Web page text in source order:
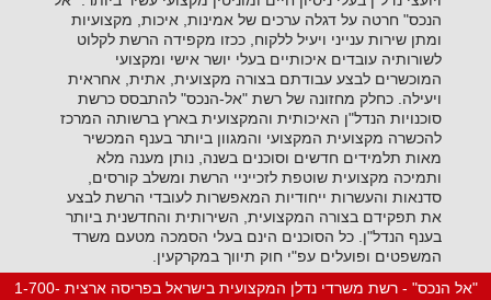
הנכס" חרטה על דגלה ערכים של אמינות, איכות, מקצועיות
ומתן שירות ענייני ויעיל ללקוח, ככזו מקפידה הרשת לקלוט
לשורותיה עובדים איכותיים בעלי יושר אישי ומקצועי
המוכשרים לבצע עבודתם בצורה מקצועית, אתית, אחראית
ויעילה. כחלק מחזונה של רשת "אל-הנכס" להתבסס כרשת
סוכנויות הנדל"ן האיכותית והמקצועית בארץ ברשותה המרכז
להכשרה מקצועית המקצועי והמגוון ביותר בענף המכשיר
מאות תלמידים חדשים וסוכנים בשנה, נותן מענה מלא
ותמיכה מקצועית שוטפת לזכייניי הרשת ומשלב קורסים,
סדנאות והעשרות ייחודיות המאפשרות לעובדי הרשת לבצע
את תפקידם בצורה המקצועית, השירותית והחדשנית ביותר
בענף הנדל"ן. כל הסוכנים הינם בעלי הסמכה מטעם משרד
המשפטים ופועלים עפ"י חוק תיווך במקרקעין.
"אל הנכס" - רשת משרדי נדלן המקצועית בישראל בפריסה ארצית 1-700-